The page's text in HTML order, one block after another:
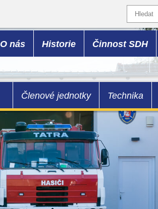
O nás Historie Činnost SDH
Členové jednotky Technika